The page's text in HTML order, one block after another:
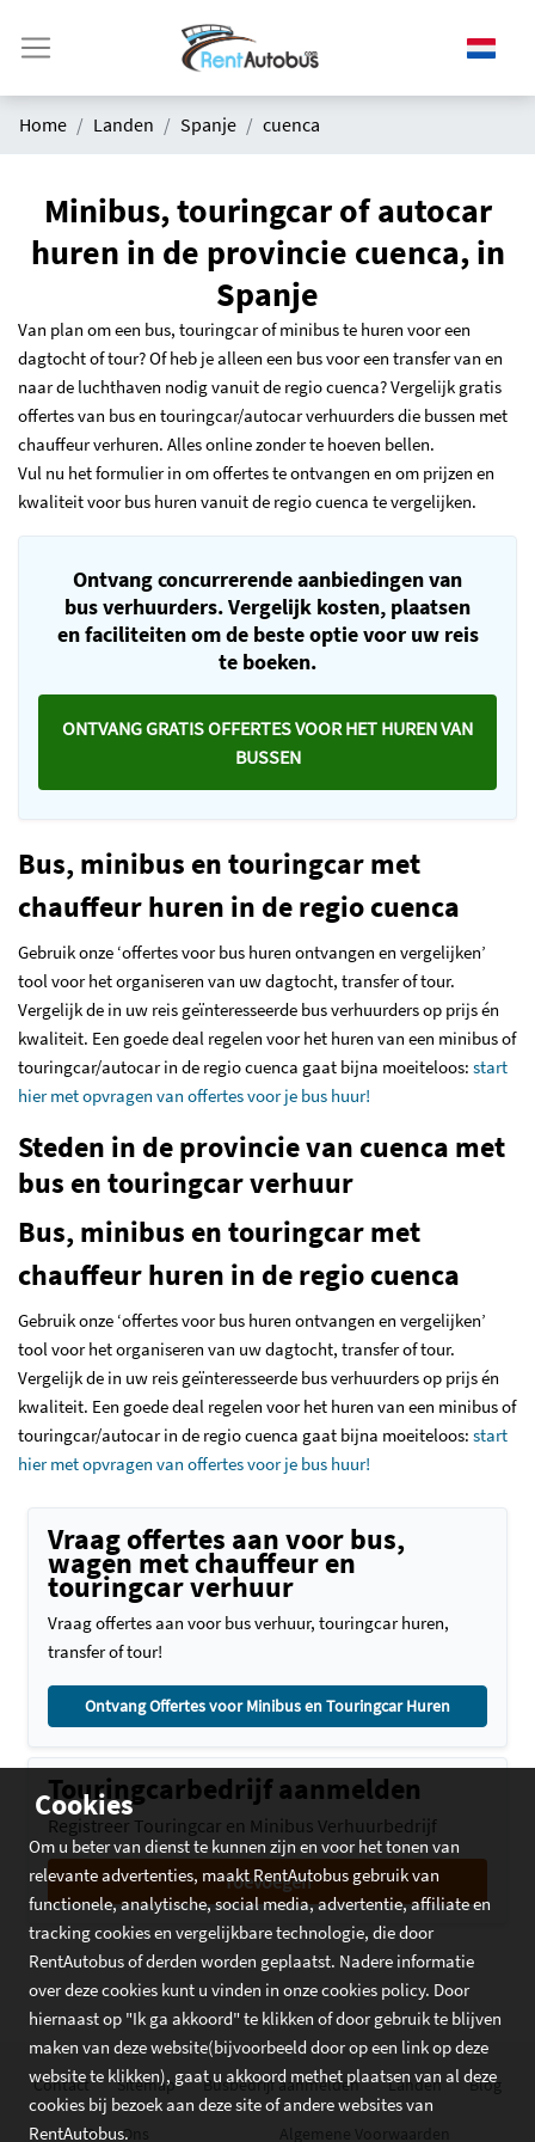
Home Landen Spanje cuenca
Cookies
Om u beter van dienst te kunnen zijn en voor het tonen van
relevante advertenties, maakt RentAutobus gebruik van
functionele, analytische, social media, advertentie, affiliate en
tracking cookies en vergelijkbare technologie, die door
RentAutobus of derden worden geplaatst. Nadere informatie
over deze cookies kunt u vinden in onze cookies policy. Door
hiernaast op "Ik ga akkoord" te klikken of door gebruik te blijven
maken van deze website(bijvoorbeeld door op een link op deze
website te klikken), gaat u akkoord methet plaatsen van al deze
cookies bij bezoek aan deze site of andere websites van
RentAutobus.
Minibus, touringcar of autocar
huren in de provincie cuenca, in
Spanje
Van plan om een bus, touringcar of minibus te huren voor een
dagtocht of tour? Of heb je alleen een bus voor een transfer van en
naar de luchthaven nodig vanuit de regio cuenca? Vergelijk gratis
offertes van bus en touringcar/autocar verhuurders die bussen met
chauffeur verhuren. Alles online zonder te hoeven bellen.
Vul nu het formulier in om offertes te ontvangen en om prijzen en
kwaliteit voor bus huren vanuit de regio cuenca te vergelijken.
Ontvang concurrerende aanbiedingen van
bus verhuurders. Vergelijk kosten, plaatsen
en faciliteiten om de beste optie voor uw reis
te boeken.
ONTVANG GRATIS OFFERTES VOOR HET HUREN VAN
BUSSEN
Bus, minibus en touringcar met
chauffeur huren in de regio cuenca
Gebruik onze ‘offertes voor bus huren ontvangen en vergelijken’
tool voor het organiseren van uw dagtocht, transfer of tour.
Vergelijk de in uw reis geïnteresseerde bus verhuurders op prijs én
kwaliteit. Een goede deal regelen voor het huren van een minibus of
touringcar/autocar in de regio cuenca gaat bijna moeiteloos: start
hier met opvragen van offertes voor je bus huur!
Steden in de provincie van cuenca met
bus en touringcar verhuur
Bus, minibus en touringcar met
chauffeur huren in de regio cuenca
Gebruik onze ‘offertes voor bus huren ontvangen en vergelijken’
tool voor het organiseren van uw dagtocht, transfer of tour.
Vergelijk de in uw reis geïnteresseerde bus verhuurders op prijs én
kwaliteit. Een goede deal regelen voor het huren van een minibus of
touringcar/autocar in de regio cuenca gaat bijna moeiteloos: start
hier met opvragen van offertes voor je bus huur!
Vraag offertes aan voor bus,
wagen met chauffeur en
touringcar verhuur
Vraag offertes aan voor bus verhuur, touringcar huren,
transfer of tour!
Ontvang Offertes voor Minibus en Touringcar Huren
Touringcarbedrijf aanmelden
Registreer Touringcar en Minibus Verhuurbedrijf
Toevoegen
Contact Sitemap Busbedrijf aanmelden Landen Blog
Over Ons Algemene Voorwaarden